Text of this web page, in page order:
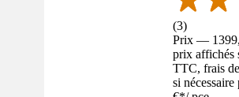
(3)
Prix —
prix affichés
TTC, frais
si nécessaire